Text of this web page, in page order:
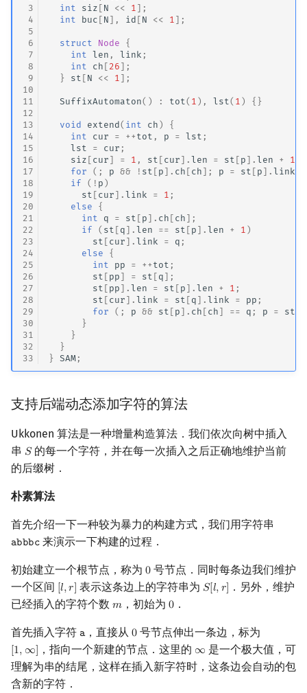
Pell 方程
3
4
5
6
7
8
9
10
11
12
13
14
15
16
17
18
19
20
21
22
23
24
25
26
27
28
29
30
31
32
33
int
siz [ N << 1 ];
int
buc [ N ], id [ N << 1 ];
struct Node
{
int
len , link ;
int
ch [ 26 ];
}
st [ N << 1 ];
SuffixAutomaton() : tot ( 1 ), lst ( 1 ) {}
void extend( int ch )
{
int
cur = ++ tot , p = lst ;
lst
= cur ;
siz [ cur ] = 1 , st [ cur ].len = st [ p ].len + 1
for
(; p && ! st [ p ]. ch [ ch ]; p = st [ p ].link
if
( ! p )
st [ cur ].link = 1 ;
else
{
int
q = st [ p ]. ch [ ch ];
if
( st [ q ].len == st [ p ].len + 1 )
st [ cur ].link = q ;
else
{
int
pp = ++ tot ;
st [ pp ] = st [ q ];
st [ pp ].len = st [ p ].len + 1 ;
st [ cur ].link = st [ q ].link = pp ;
for
(; p && st [ p ]. ch [ ch ] == q ; p = st
}
}
}
}
SAM ;
支持后端动态添加字符的算法
Ukkonen 算法是一种增量构造算法．我们依次向树中插入
串 𝑆
S的每一个字符，并在每一次插入之后正确地维护当前
的后缀树．
朴素算法
首先介绍一下一种较为暴力的构建方式，我们用字符串
𝚊𝚋𝚋𝚋𝚌
abbbc来演示一下构建的过程．
初始建立一个根节点，称为 0
0 号节点．同时每条边我们维护
一个区间 [𝑙,𝑟]
[l,r] 表示这条边上的字符串为 𝑆[𝑙,𝑟]
S[l,r] ．另外，维护
已经插入的字符个数 𝑚
m ，初始为0
0 ．
首先插入字符 𝚊
a，直接从0
0 号节点伸出一条边，标为
[1, ∞]
[1, ∞] ，指向一个新建的节点．这里的 ∞
∞ 是一个极大值，可
理解为串的结尾，这样在插入新字符时，这条边会自动的包
含新的字符．